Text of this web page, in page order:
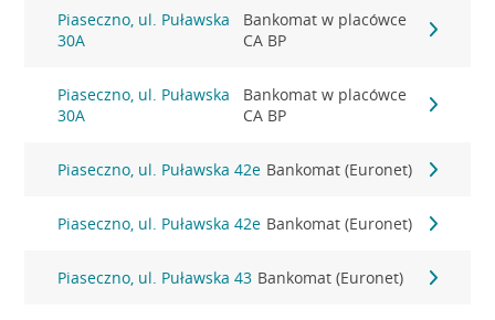
Piaseczno, ul. Puławska
30A
Bankomat w placówce
CA BP
Piaseczno, ul. Puławska
30A
Bankomat w placówce
CA BP
Piaseczno, ul. Puławska 42e Bankomat (Euronet)
Piaseczno, ul. Puławska 42e Bankomat (Euronet)
Piaseczno, ul. Puławska 43 Bankomat (Euronet)